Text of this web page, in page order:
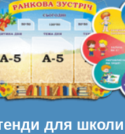
для школи